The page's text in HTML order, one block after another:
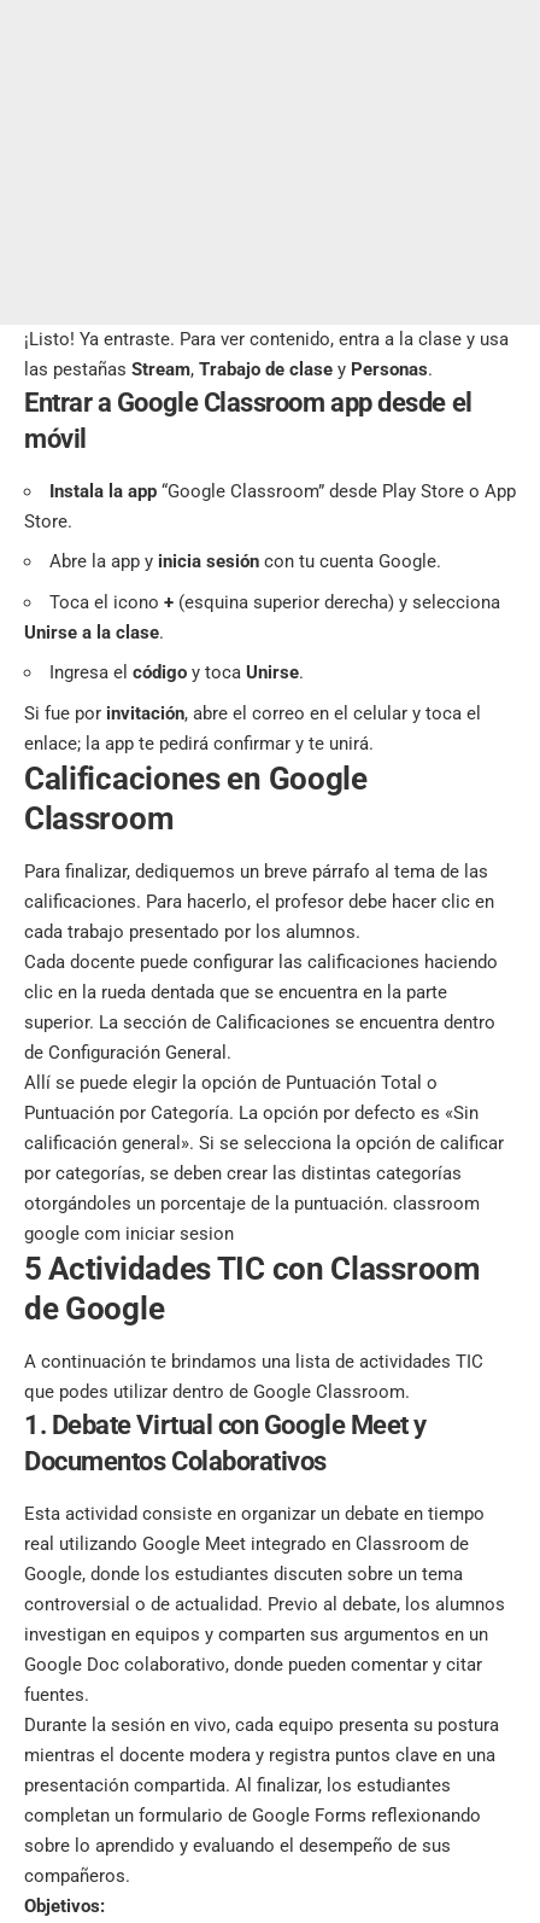
¡Listo! Ya entraste. Para ver contenido, entra a la clase y usa
las pestañas Stream, Trabajo de clase y Personas.
Entrar a Google Classroom app desde el
móvil
Instala la app “Google Classroom” desde Play Store o App
Store.
Abre la app y inicia sesión con tu cuenta Google.
Toca el icono + (esquina superior derecha) y selecciona
Unirse a la clase.
Ingresa el código y toca Unirse.
Si fue por invitación, abre el correo en el celular y toca el
enlace; la app te pedirá confirmar y te unirá.
Calificaciones en Google
Classroom
Para finalizar, dediquemos un breve párrafo al tema de las
calificaciones. Para hacerlo, el profesor debe hacer clic en
cada trabajo presentado por los alumnos.
Cada docente puede configurar las calificaciones haciendo
clic en la rueda dentada que se encuentra en la parte
superior. La sección de Calificaciones se encuentra dentro
de Configuración General.
Allí se puede elegir la opción de Puntuación Total o
Puntuación por Categoría. La opción por defecto es «Sin
calificación general». Si se selecciona la opción de calificar
por categorías, se deben crear las distintas categorías
otorgándoles un porcentaje de la puntuación. classroom
google com iniciar sesion
5 Actividades TIC con Classroom
de Google
A continuación te brindamos una lista de actividades TIC
que podes utilizar dentro de Google Classroom.
1. Debate Virtual con Google Meet y
Documentos Colaborativos
Esta actividad consiste en organizar un debate en tiempo
real utilizando Google Meet integrado en Classroom de
Google, donde los estudiantes discuten sobre un tema
controversial o de actualidad. Previo al debate, los alumnos
investigan en equipos y comparten sus argumentos en un
Google Doc colaborativo, donde pueden comentar y citar
fuentes.
Durante la sesión en vivo, cada equipo presenta su postura
mientras el docente modera y registra puntos clave en una
presentación compartida. Al finalizar, los estudiantes
completan un formulario de Google Forms reflexionando
sobre lo aprendido y evaluando el desempeño de sus
compañeros.
Objetivos: